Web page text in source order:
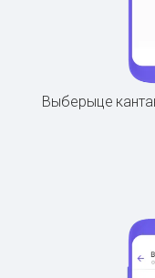
Выберыце